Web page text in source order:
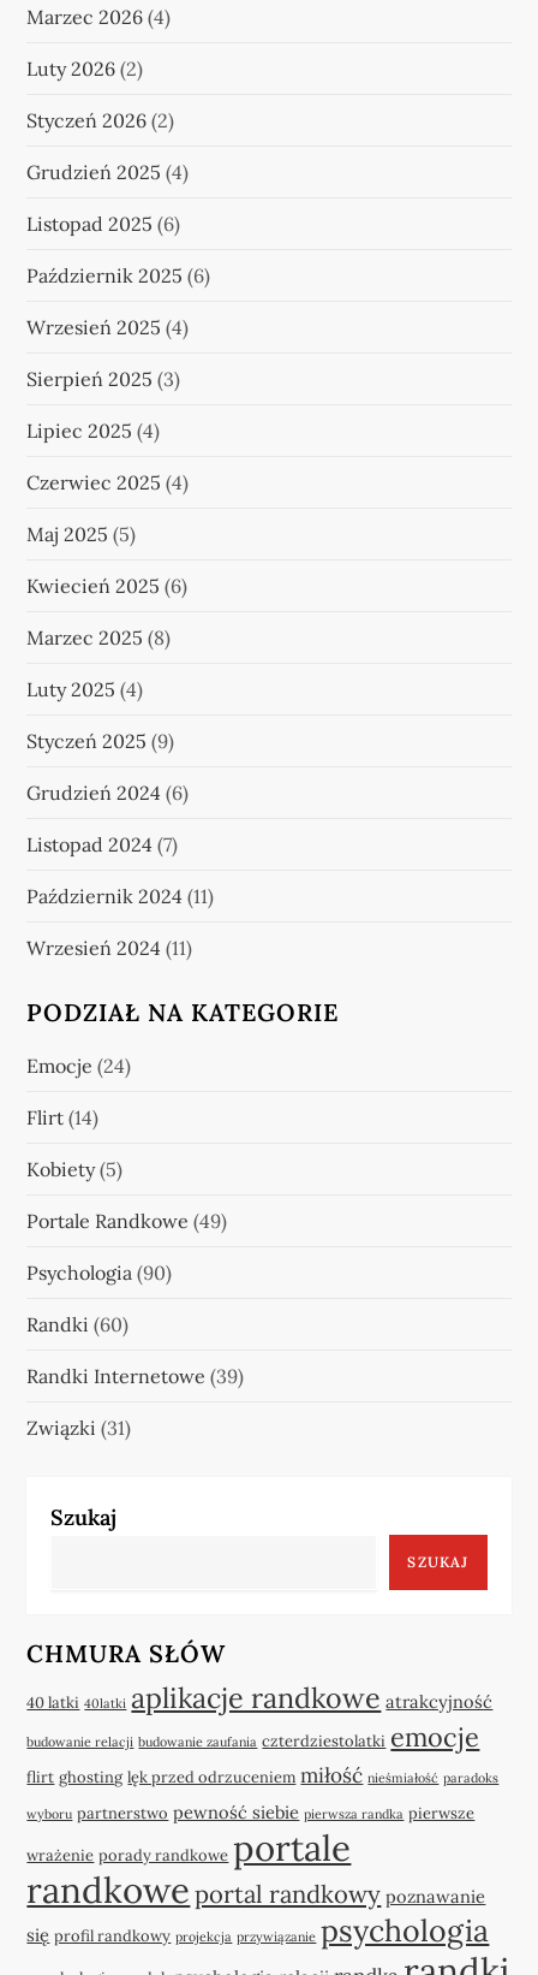
Marzec 2026 (4)
Luty 2026 (2)
Styczeń 2026 (2)
Grudzień 2025 (4)
Listopad 2025 (6)
Październik 2025 (6)
Wrzesień 2025 (4)
Sierpień 2025 (3)
Lipiec 2025 (4)
Czerwiec 2025 (4)
Maj 2025 (5)
Kwiecień 2025 (6)
Marzec 2025 (8)
Luty 2025 (4)
Styczeń 2025 (9)
Grudzień 2024 (6)
Listopad 2024 (7)
Październik 2024 (11)
Wrzesień 2024 (11)
PODZIAŁ NA KATEGORIE
Emocje (24)
Flirt (14)
Kobiety(5)
Portale Randkowe (49)
Psychologia (90)
Randki (60)
Randki Internetowe (39)
Związki (31)
Szukaj
SZUKAJ
CHMURA SŁÓW
40 latki 40latki aplikacje randkowe atrakcyjność
budowanie relacji budowanie zaufania czterdziestolatki emocje
flirt ghosting lęk przed odrzuceniem miłość nieśmiałość paradoks
wyboru partnerstwo pewność siebie pierwsza randka pierwsze
wrażenie porady randkowe portale
randkowe portal randkowy poznawanie
się profil randkowy projekcja przywiązanie psychologia